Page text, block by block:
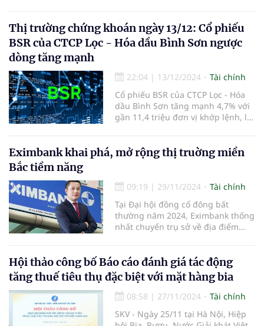
trợ nguồn vốn cho nền kinh tế.
Thị trường chứng khoán ngày 13/12: Cổ phiếu
BSR của CTCP Lọc - Hóa dầu Bình Sơn ngược
dòng tăng mạnh
22:04 | 13/12/2024
Tài chính
Cổ phiếu BSR của CTCP Lọc - Hóa
dầu Bình Sơn tăng mạnh 4,7% với
gần 11,4 triệu đơn vị khớp lệnh, là
Eximbank khai phá, mở rộng thị truờng miền
Bắc tiềm năng
09:19 | 29/11/2024
Tài chính
Tại Đại hội đồng cổ đông bất
thường năm 2024, Eximbank thống
nhất chuyển trụ sở về địa điểm
Nội.
Hội thảo công bố Báo cáo đánh giá tác động
tăng thuế tiêu thụ đặc biệt với mặt hàng bia
08:58 | 27/11/2024
Tài chính
SKV - Ngày 25/11 tại Hà Nội, Hiệp